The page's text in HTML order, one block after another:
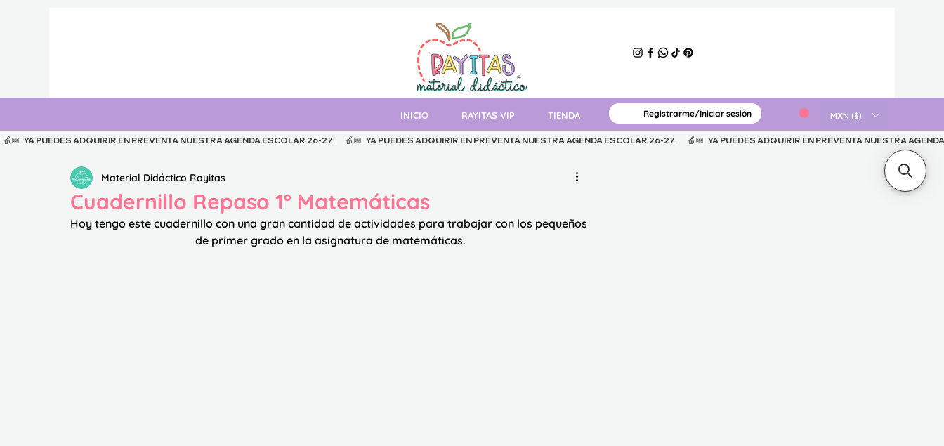
INICIO RAYITAS VIP TIENDA MATERIAL GRATUITO MXN ($)
Registrarme/Iniciar sesión
  🍎📅   YA PUEDES ADQUIRIR EN PREVENTA NUESTRA AGENDA ESCOLAR 26-27.
Cuadernillo Repaso 1º Matemáticas
Material Didáctico Rayitas
Hoy tengo este cuadernillo con una gran cantidad de actividades para trabajar con los pequeños
de primer grado en la asignatura de matemáticas.